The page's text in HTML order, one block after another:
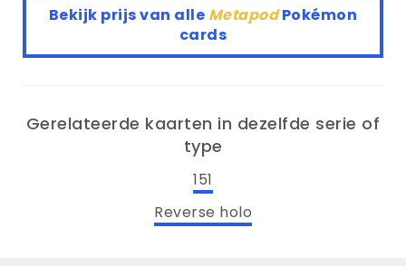
Bekijk prijs van alle MetapodPokémon
cards
Gerelateerde kaarten in dezelfde serie of
type
151
Reverse holo